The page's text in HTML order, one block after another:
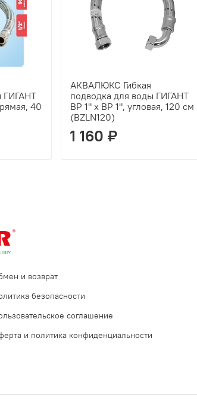
ГИГАНТ
40
АКВАЛЮКС Гибкая
подводка для воды ГИГАНТ
ВР 1" х ВР 1", угловая, 120 см
(BZLN120)
1 160 ₽
и возврат
безопасности
соглашение
и политика конфиденциальности